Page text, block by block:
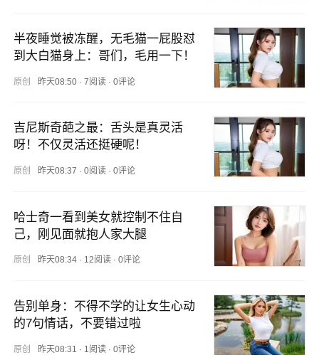
半夜睡觉被冻醒，无毛猫一屁股怼
到大白猫身上：哥们，毛用一下！
原创 昨天08:50· 7阅读· 0评论
吉尼斯奇葩之最：舌头是真灵活
呀！不仅灵活还挺硬呢！
原创 昨天08:37 · 0阅读· 0评论
哈士奇一看到美女就控制不住自
己，刚见面就抱人家大腿
原创 昨天08:34· 12阅读· 0评论
告别单身：不得不学的让女生心动
的7句情话，不要错过啦
原创 昨天08:31 · 1阅读· 0评论